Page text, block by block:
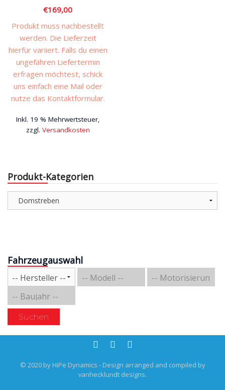
€169,00
Produkt muss nachbestellt
werden. Die Lieferzeit
hierfür variiert. Falls du einen
ungefähren Liefertermin
erfragen möchtest, schick
uns einfach eine Mail oder
nutze das Kontaktformular.
Inkl. 19 % Mehrwertsteuer,
zzgl. Versandkosten
Produkt-Kategorien
Fahrzeugauswahl
Suchen
© 2020 by HiPe Dynamics - Design arranged and compiled by
vanhecklundt designs.